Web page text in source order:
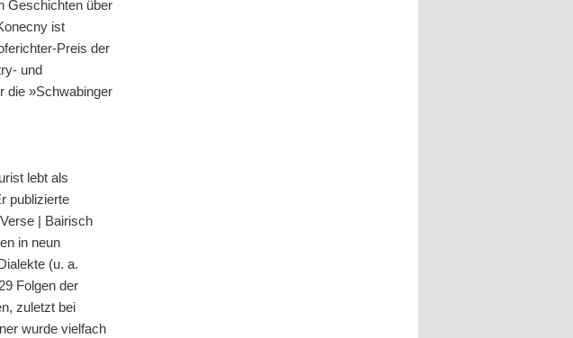
Geschichten über
ist
Preis der
und
die »Schwabinger
lebt als
publizierte
| Bairisch
in neun
(u. a.
Folgen der
zuletzt bei
wurde vielfach